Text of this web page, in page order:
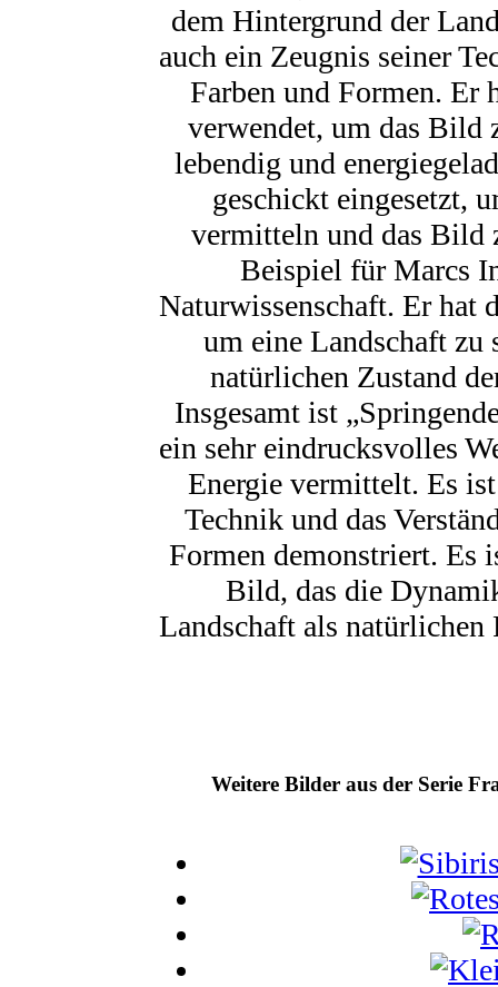
dem Hintergrund der
auch ein Zeugnis seiner
Farben und Formen. Er
verwendet, um das Bild
lebendig und
geschickt eingesetzt,
vermitteln und das Bild
Beispiel für Marcs
Naturwissenschaft. Er hat
um eine Landschaft zu
natürlichen Zustand
Insgesamt ist
ein sehr eindrucksvolles
Energie vermittelt. Es
Technik und das
Formen demonstriert. Es
Bild, das die
Landschaft als
Weitere Bilder aus der Serie